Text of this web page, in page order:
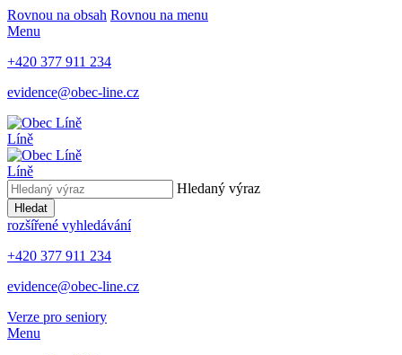
Rovnou na obsah Rovnou na menu
Menu
+420 377 911 234
evidence@obec-line.cz
Líně
Líně
Hledaný výraz
Hledat
rozšířené vyhledávání
+420 377 911 234
evidence@obec-line.cz
Verze pro seniory
Menu